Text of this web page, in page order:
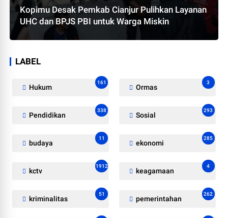
Kopimu Desak Pemkab Cianjur Pulihkan Layanan
UHC dan BPJS PBI untuk Warga Miskin
LABEL
Hukum
161
Ormas
3
Pendidikan
338
Sosial
293
budaya
11
ekonomi
285
kctv
1912
keagamaan
4
kriminalitas
51
pemerintahan
262